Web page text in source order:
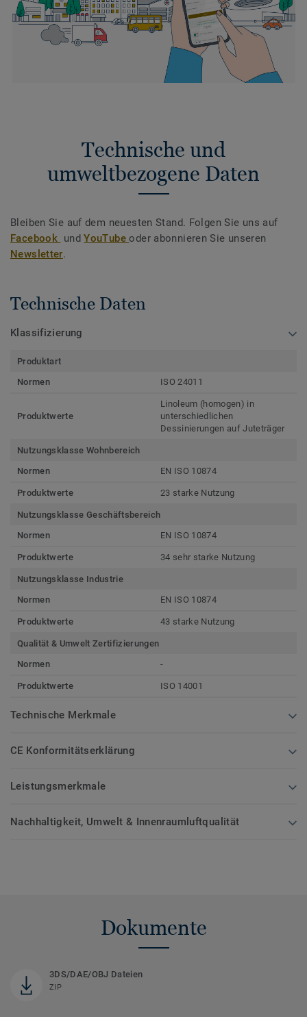
Technische und
umweltbezogene Daten
Bleiben Sie auf dem neuesten Stand. Folgen Sie uns auf
Facebook undYouTubeoder abonnieren Sie unseren
Newsletter.
Technische Daten
Klassifizierung
Produktart
Normen
ISO 24011
Produktwerte
Linoleum (homogen) in
unterschiedlichen
Dessinierungen auf Juteträger
Nutzungsklasse Wohnbereich
Normen
EN ISO 10874
Produktwerte 23 starke Nutzung
Nutzungsklasse Geschäftsbereich
Normen
EN ISO 10874
Produktwerte 34 sehr starke Nutzung
Nutzungsklasse Industrie
Normen
EN ISO 10874
Produktwerte 43 starke Nutzung
Qualität & Umwelt Zertifizierungen
Normen
-
Produktwerte ISO 14001
Technische Merkmale
CE Konformitätserklärung
Leistungsmerkmale
Nachhaltigkeit, Umwelt & Innenraumluftqualität
Dokumente
3DS/DAE/OBJ Dateien
ZIP